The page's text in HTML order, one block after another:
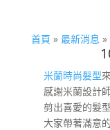
首頁 » 最新消息 »
米蘭時尚髮型
感謝米蘭設計
剪出喜愛的髮型
大家帶著滿意